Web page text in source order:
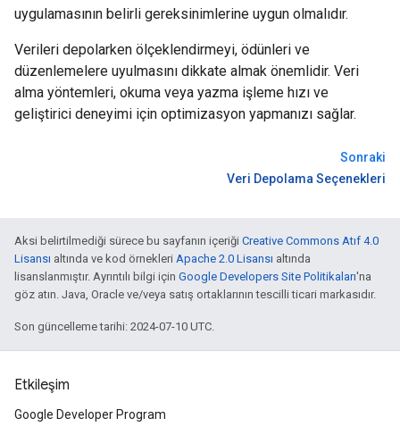
uygulamasının belirli gereksinimlerine uygun olmalıdır.
Verileri depolarken ölçeklendirmeyi, ödünleri ve
düzenlemelere uyulmasını dikkate almak önemlidir. Veri
alma yöntemleri, okuma veya yazma işleme hızı ve
geliştirici deneyimi için optimizasyon yapmanızı sağlar.
Sonraki
Veri Depolama Seçenekleri
Aksi belirtilmediği sürece bu sayfanın içeriği Creative Commons Atıf 4.0
Lisansı altında ve kod örnekleri Apache 2.0 Lisansı altında
lisanslanmıştır. Ayrıntılı bilgi için Google Developers Site Politikaları'na
göz atın. Java, Oracle ve/veya satış ortaklarının tescilli ticari markasıdır.
Son güncelleme tarihi: 2024-07-10 UTC.
Etkileşim
Google Developer Program